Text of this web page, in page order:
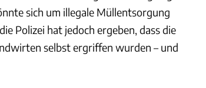
sich um illegale Müllentsorgung
Polizei hat jedoch ergeben, dass die
selbst ergriffen wurden – und